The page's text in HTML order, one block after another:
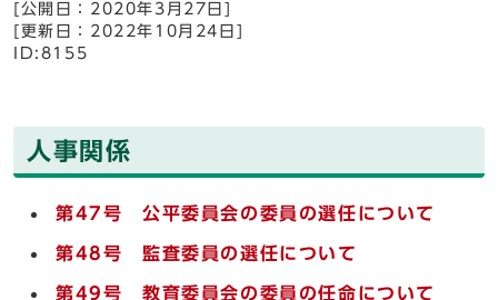
[公開日：2020年3月27日]
[更新日：2022年10月24日]
ID:8155
人事関係
第47号 公平委員会の委員の選任について
第48号 監査委員の選任について
第49号 教育委員会の委員の任命について